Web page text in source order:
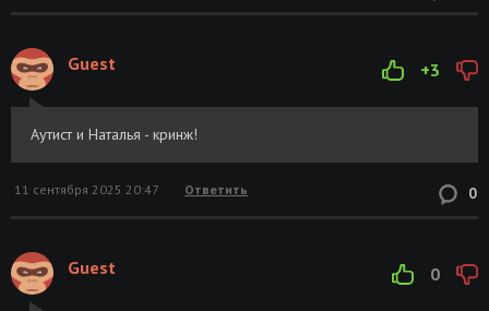
+3
Guest
Аутист и Наталья - кринж!
0
11 сентября 2025 20:47 Ответить
0
Guest